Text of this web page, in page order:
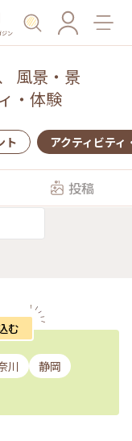
ジン
風景・景
・体験
ト アクティビティ
投稿
む
川
静岡